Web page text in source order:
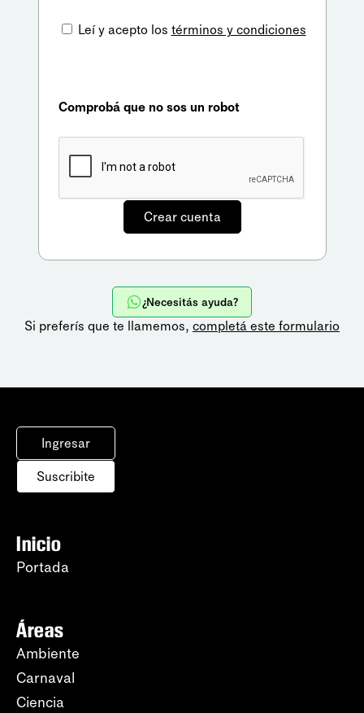
Leí y acepto los términos y condiciones
Comprobá que no sos un robot
¿Necesitás ayuda?
Si preferís que te llamemos, completá este formulario
Ingresar
Suscribite
Inicio
Portada
Áreas
Ambiente
Carnaval
Ciencia